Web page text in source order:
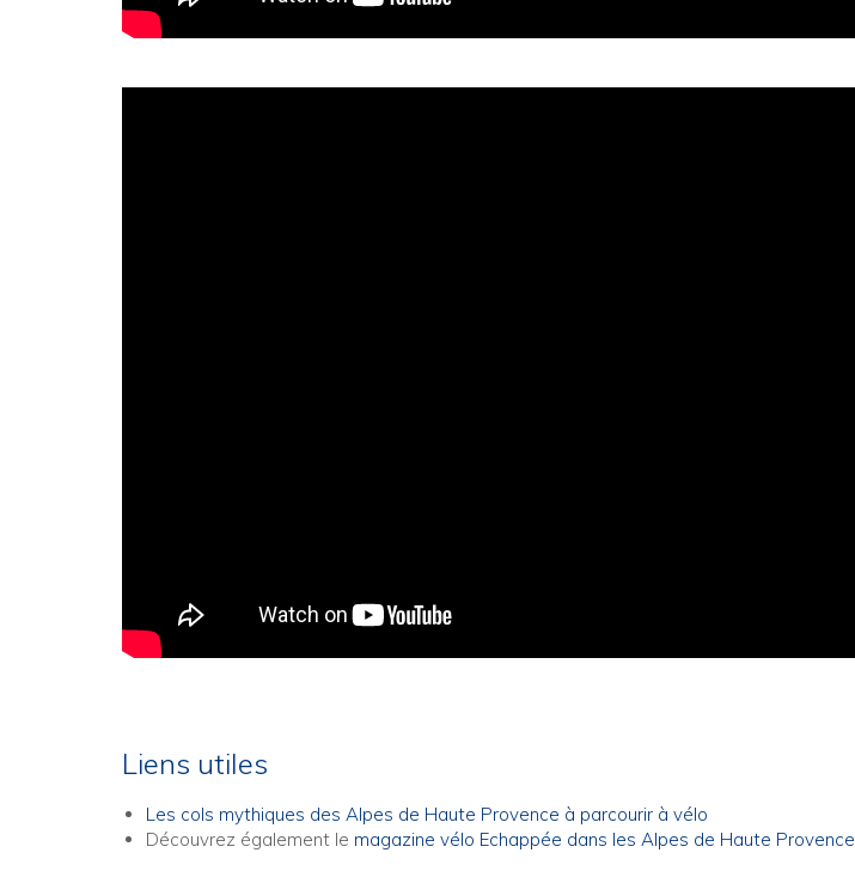
Liens utiles
Les cols mythiques des Alpes de Haute Provence à parcourir à vélo
Découvrez également le magazine vélo Echappée dans les Alpes de Haute Provence